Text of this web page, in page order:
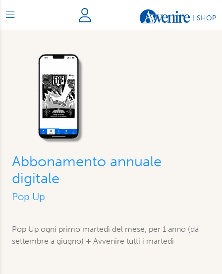
SHOP
Abbonamento annuale
digitale
Pop Up
Pop Up ogni primo martedì del mese, per 1 anno (da
settembre a giugno) + Avvenire tutti i martedì